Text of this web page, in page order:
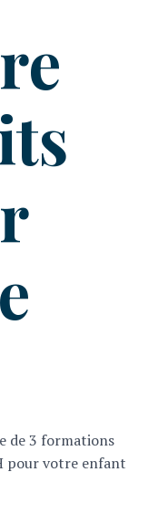
de 3 formations
pour votre enfant